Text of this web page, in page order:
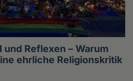
Reflexen – Warum
ehrliche Religionskritik